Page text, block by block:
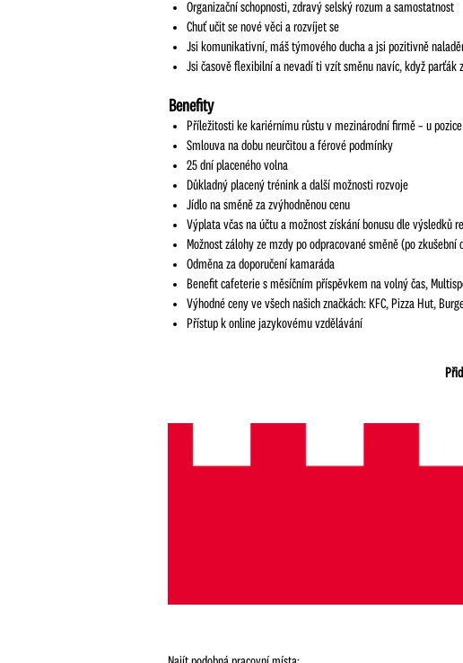
Organizační schopnosti, zdravý selský rozum a samostatnost
Chuť učit se nové věci a rozvíjet se
Jsi komunikativní, máš týmového ducha a jsi pozitivně
Jsi časově flexibilní a nevadí ti vzít směnu navíc, když parťák
Benefity
Příležitosti ke kariérnímu růstu v mezinárodní firmě – u
Smlouva na dobu neurčitou a férové podmínky
25 dní placeného volna
Důkladný placený trénink a další možnosti rozvoje
Jídlo na směně za zvýhodněnou cenu
Výplata včas na účtu a možnost získání bonusu dle výsledků
Možnost zálohy ze mzdy po odpracované směně (po zkušební
Odměna za doporučení kamaráda
Benefit cafeterie s měsíčním příspěvkem na volný čas,
Výhodné ceny ve všech našich značkách: KFC, Pizza Hut,
Přístup k online jazykovému vzdělávání